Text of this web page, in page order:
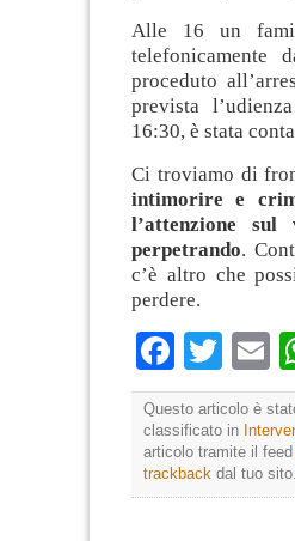
Alle 16 un
proceduto
prevista
16:30, è stata
Ci troviamo di
intimorire e
l’attenzione
perpetrando.
c’è altro che
perdere.
Questo articolo è
classificato in
articolo tramite il feed
trackback dal tuo sito.